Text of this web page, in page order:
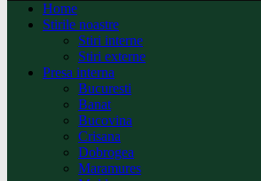
Home
Stirile noastre
Stiri interne
Stiri externe
Presa interna
Bucuresti
Banat
Bucovina
Crisana
Dobrogea
Maramures